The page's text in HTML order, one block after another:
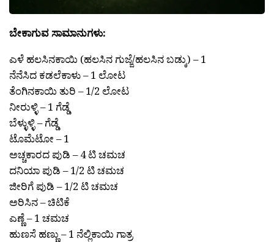
ಬೇಕಾಗುವ ಸಾಮಾನುಗಳು:
ಎಳೆ ಹಲಸಿನಕಾಯಿ (ಹಲಸಿನ ಗುಜ್ಜೆ/ಹಲಸಿನ ಬಡ್ಕು) – 1
ನೆನೆಸಿದ ಕಡಲೆಕಾಳು – 1 ಲೋಟ
ತೆಂಗಿನಕಾಯಿ ತುರಿ – 1/2 ಲೋಟ
ನೀರುಳ್ಳಿ – 1 ಗೆಡ್ಡೆ
ಬೆಳ್ಳುಳ್ಳಿ – ಗೆಡ್ಡೆ
ಟೊಮೆಟೋ – 1
ಅಚ್ಚಕಾರದ ಪುಡಿ – 4 ಟಿ ಚಮಚ
ದನಿಯಾ ಪುಡಿ – 1/2 ಟಿ ಚಮಚ
ಜೀರಿಗೆ ಪುಡಿ – 1/2 ಟಿ ಚಮಚ
ಅರಿಸಿನ – ಚಿಟಿಕೆ
ಎಣ್ಣೆ – 1 ಚಮಚ
ಹುಣಸೆ ಹಣ್ಣು – 1 ನೆಲ್ಲಿಕಾಯಿ ಗಾತ್ರ